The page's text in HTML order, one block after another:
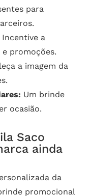
para
Incentive a
promoções.
a imagem da
Um brinde
ocasião.
Saco
ainda
da
promocional